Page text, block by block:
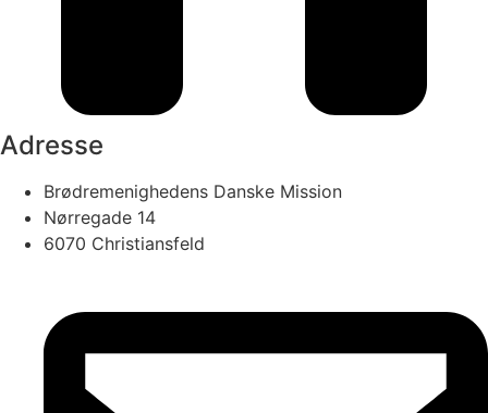
Adresse
Brødremenighedens Danske Mission
Nørregade 14
6070 Christiansfeld